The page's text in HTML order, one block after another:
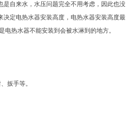
自来水，水压问题完全不用考虑，因此也没
定电热水器安装高度，电热水器安装高度最
热水器不能安装到会被水淋到的地方。
扳手等。